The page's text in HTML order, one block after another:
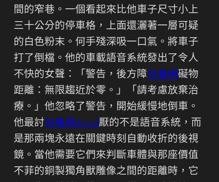
間的窄巷。一個看起來比他車子尺寸小上
三十公分的停車格，上面還灑著一層可疑
的白色粉末。何手殘深吸一口氣。將車子
打了倒檔。他的車載語音系統發出了令人
不快的女聲：「警告，後方障包養網礙物
距離：無限趨近於零。」「請考慮放棄治
療。」他忽略了警告，開始緩慢地倒車。
他最討包養網dcard厭的不是語音系統，而
是那兩塊永遠在關鍵時刻自動收折的後視
鏡。當他需要它們來判斷車體與那座價值
不菲的銅製獨角獸雕像之間的距離時，它